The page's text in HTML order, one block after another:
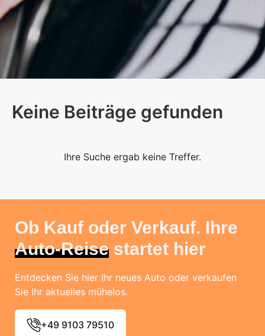
Keine Beiträge gefunden
Ihre Suche ergab keine Treffer.
Ob Kauf oder Verkauf. Ihre
Auto-Reise startet hier
Entdecken Sie hier Ihr neues Auto oder verkaufen
Sie Ihr aktuelles mühelos.
+49 9103 79510